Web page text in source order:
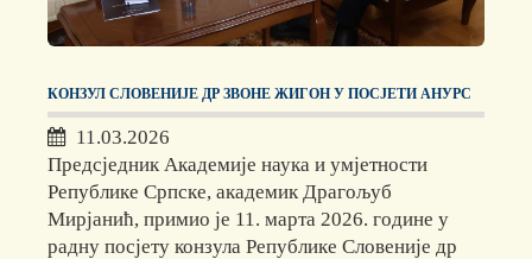
КОНЗУЛ СЛОВЕНИЈЕ ДР ЗВОНЕ ЖИГОН У ПОСЈЕТИ АНУРС
11.03.2026
Предсједник Академије наука и умјетности
Републике Српске, академик Драгољуб
Мирјанић, примио је 11. марта 2026. године у
радну посјету конзула Републике Словеније др